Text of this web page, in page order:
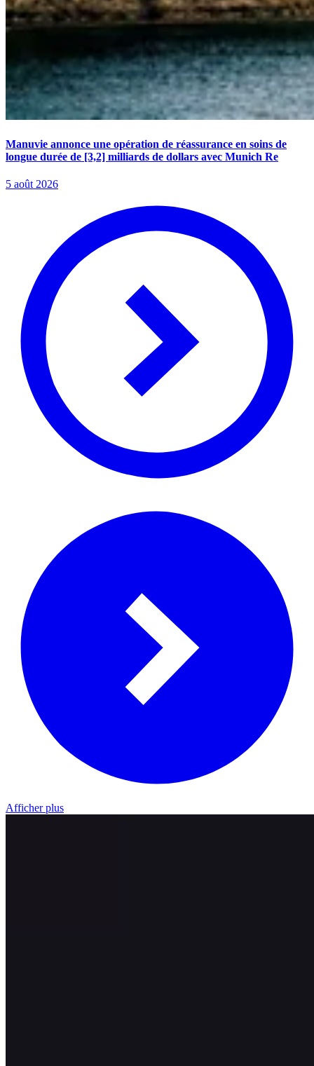
Manuvie annonce une opération de réassurance en soins de
longue durée de [3,2] milliards de dollars avec Munich Re
5 août 2026
Afficher plus